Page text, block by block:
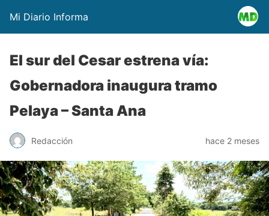
Mi Diario Informa
El sur del Cesar estrena vía:
Gobernadora inaugura tramo
Pelaya – Santa Ana
Redacción hace 2 meses